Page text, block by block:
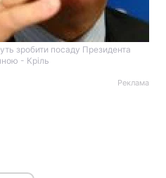
зробити посаду Президента
- Кріль
Реклама